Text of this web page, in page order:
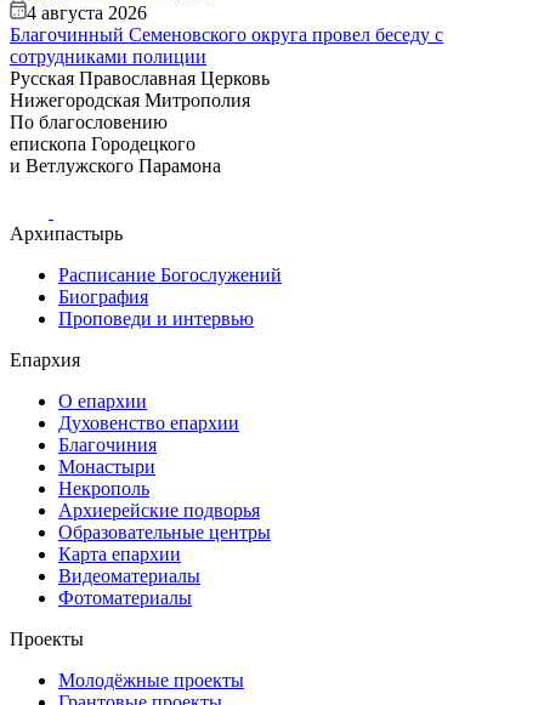
4 августа 2026
Благочинный Семеновского округа провел беседу с
сотрудниками полиции
Русская Православная Церковь
Нижегородская Митрополия
По благословению
епископа Городецкого
и Ветлужского Парамона
Архипастырь
Расписание Богослужений
Биография
Проповеди и интервью
Епархия
О епархии
Духовенство епархии
Благочиния
Монастыри
Некрополь
Архиерейские подворья
Образовательные центры
Карта епархии
Видеоматериалы
Фотоматериалы
Проекты
Молодёжные проекты